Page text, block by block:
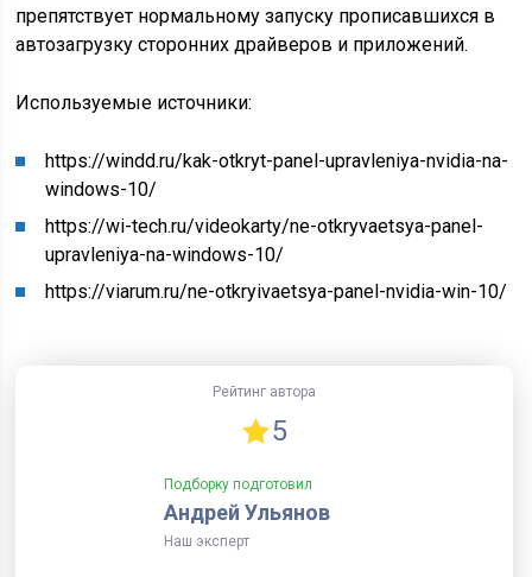
препятствует нормальному запуску прописавшихся в
автозагрузку сторонних драйверов и приложений.
Используемые источники:
https://windd.ru/kak-otkryt-panel-upravleniya-nvidia-na-
windows-10/
https://wi-tech.ru/videokarty/ne-otkryvaetsya-panel-
upravleniya-na-windows-10/
https://viarum.ru/ne-otkryivaetsya-panel-nvidia-win-10/
Рейтинг автора
5
Подборку подготовил
Андрей Ульянов
Наш эксперт